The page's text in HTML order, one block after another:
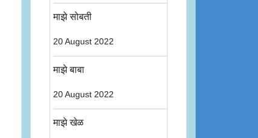
माझे सोबती
20 August 2022
माझे बाबा
20 August 2022
माझे खेळ